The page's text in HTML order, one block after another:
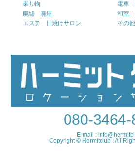
乗り物
電車
廃墟 廃屋
和室
エステ 日焼けサロン
その他
080-3464-
E-mail :
Copyright © Hermitclub . All